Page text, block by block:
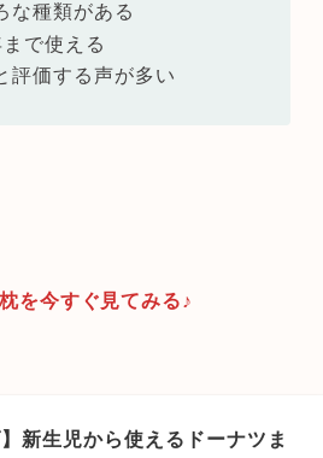
な種類がある
で使える
評価する声が多い
を今すぐ見てみる♪
新生児から使えるドーナツま